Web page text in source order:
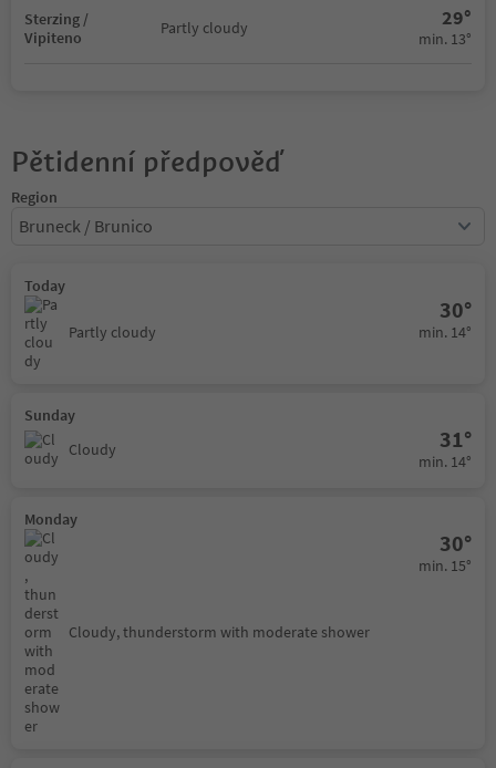
Sterzing /
Vipiteno
Partly cloudy 29°
min. 13°
Pětidenní předpověď
Region
Bruneck / Brunico
Today
Partly cloudy
30°
min. 14°
Sunday
Cloudy
31°
min. 14°
Monday
Cloudy, thunderstorm with moderate shower
30°
min. 15°